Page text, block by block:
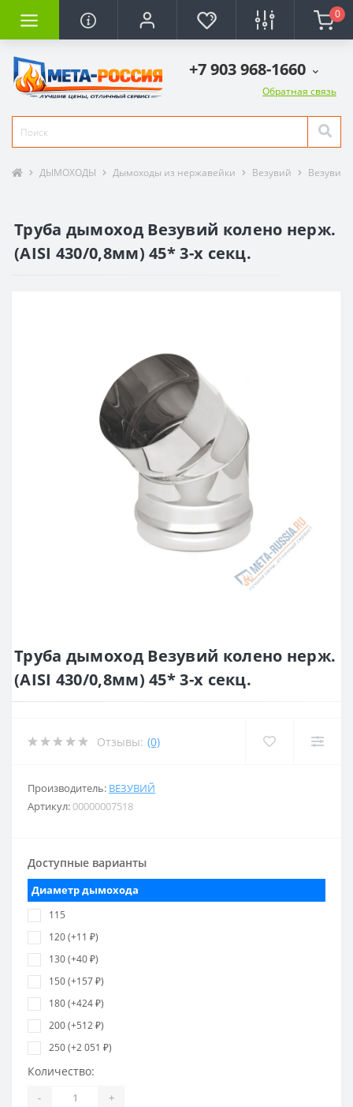
0
+7 903 968-1660
Обратная связь
ДЫМОХОДЫ Дымоходы из нержавейки Везувий Везувий
Труба дымоход Везувий колено нерж.
(AISI 430/0,8мм) 45* 3-х секц.
Труба дымоход Везувий колено нерж.
(AISI 430/0,8мм) 45* 3-х секц.
Отзывы: (0)
Производитель: ВЕЗУВИЙ
Артикул:00000007518
Доступные варианты
Диаметр дымохода
115
120 (+11 ₽)
130 (+40 ₽)
150 (+157 ₽)
180 (+424 ₽)
200 (+512 ₽)
250 (+2 051 ₽)
Количество:
- +